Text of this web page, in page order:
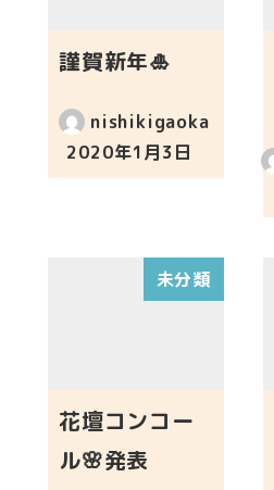
謹賀新年🎍
nishikigaoka
投稿日
2020年1月3日
未分類
花壇コンコー
ル🌸発表